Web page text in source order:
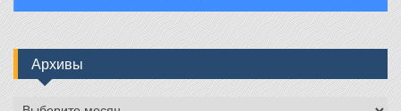
Архивы
Архивы